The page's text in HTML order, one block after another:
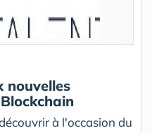
nouvelles
à l'occasion du